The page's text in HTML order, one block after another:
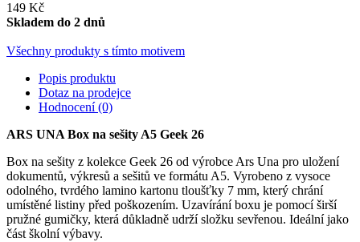
149 Kč
Skladem do 2 dnů
Všechny produkty s tímto motivem
Popis produktu
Dotaz na prodejce
Hodnocení (0)
ARS UNA Box na sešity A5 Geek 26
Box na sešity z kolekce Geek 26 od výrobce Ars Una pro uložení
dokumentů, výkresů a sešitů ve formátu A5. Vyrobeno z vysoce
odolného, tvrdého lamino kartonu tloušťky 7 mm, který chrání
umístěné listiny před poškozením. Uzavírání boxu je pomocí širší
pružné gumičky, která důkladně udrží složku sevřenou. Ideální jako
část školní výbavy.